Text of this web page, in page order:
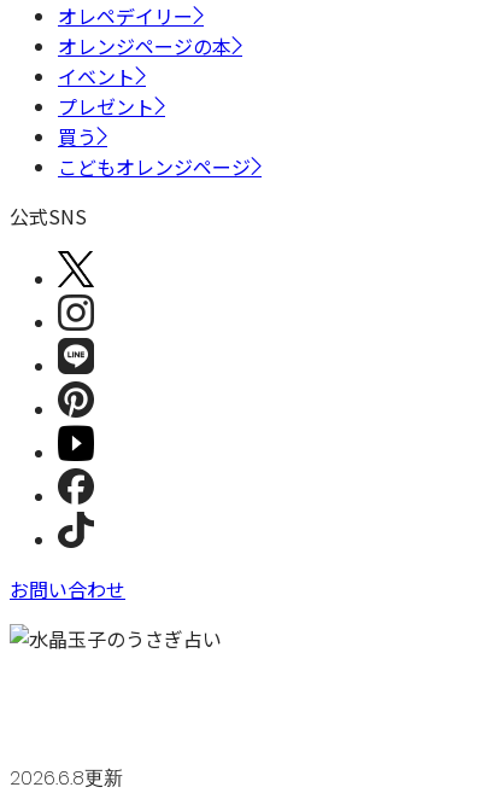
オレペデイリー
オレンジページの本
イベント
プレゼント
買う
こどもオレンジページ
公式SNS
お問い合わせ
2026.6.8更新